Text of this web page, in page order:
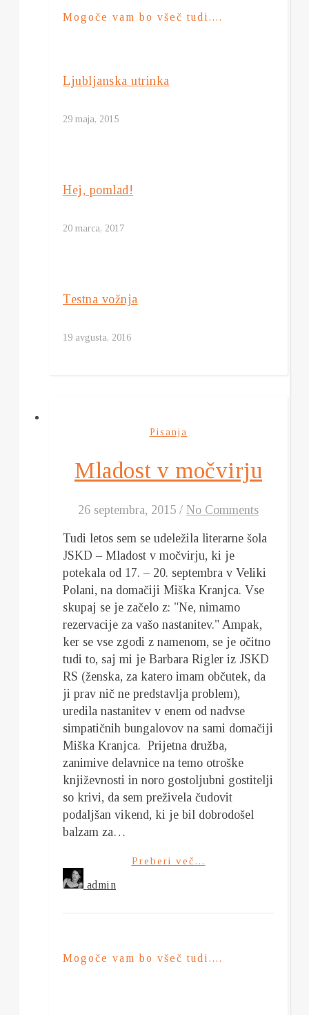
Mogoče vam bo všeč tudi....
Ljubljanska utrinka
29 maja, 2015
Hej, pomlad!
20 marca, 2017
Testna vožnja
19 avgusta, 2016
Pisanja
Mladost v močvirju
26 septembra, 2015 / No Comments
Tudi letos sem se udeležila literarne šola
JSKD – Mladost v močvirju, ki je
potekala od 17. – 20. septembra v Veliki
Polani, na domačiji Miška Kranjca. Vse
skupaj se je začelo z: "Ne, nimamo
rezervacije za vašo nastanitev." Ampak,
ker se vse zgodi z namenom, se je očitno
tudi to, saj mi je Barbara Rigler iz JSKD
RS (ženska, za katero imam občutek, da
ji prav nič ne predstavlja problem),
uredila nastanitev v enem od nadvse
simpatičnih bungalovov na sami domačiji
Miška Kranjca. Prijetna družba,
zanimive delavnice na temo otroške
književnosti in noro gostoljubni gostitelji
so krivi, da sem preživela čudovit
podaljšan vikend, ki je bil dobrodošel
balzam za…
Preberi več...
admin
Mogoče vam bo všeč tudi....